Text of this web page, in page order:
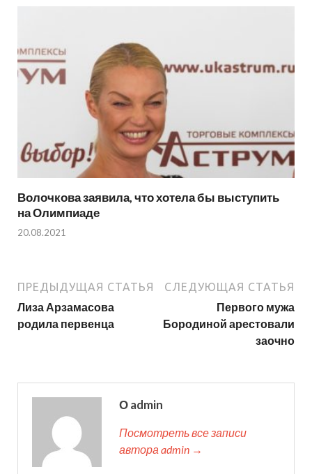
Волочкова заявила, что хотела бы выступить
на Олимпиаде
20.08.2021
ПРЕДЫДУЩАЯ СТАТЬЯ
Лиза Арзамасова
родила первенца
СЛЕДУЮЩАЯ СТАТЬЯ
Первого мужа
Бородиной арестовали
заочно
О admin
Посмотреть все записи
автора admin →